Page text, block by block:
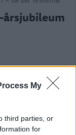
My
third parties, or
for
årsjubileum